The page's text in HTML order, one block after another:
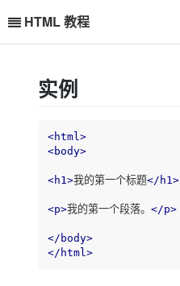
HTML 教程
实例
<html>
<body>
<h1>我的第一个标题</ h1>
<p>我的第一个段落。</p>
</ body>
</ html>